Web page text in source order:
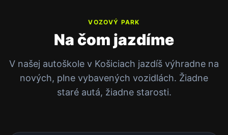
VOZOVÝ PARK
Na čom jazdíme
V našej autoškole v Košiciach jazdíš výhradne na
nových, plne vybavených vozidlách. Žiadne
staré autá, žiadne starosti.